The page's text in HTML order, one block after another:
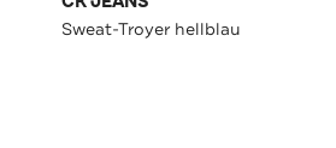
Sweat-Troyer hellblau